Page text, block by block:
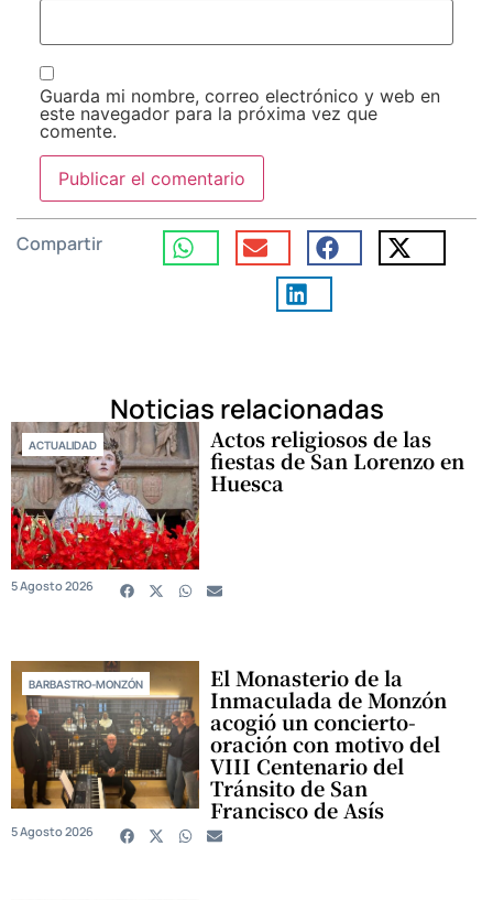
Guarda mi nombre, correo electrónico y web en
este navegador para la próxima vez que
comente.
Compartir
Noticias relacionadas
ACTUALIDAD Actos religiosos de las
fiestas de San Lorenzo en
Huesca
5 Agosto 2026
BARBASTRO-MONZÓN El Monasterio de la
Inmaculada de Monzón
acogió un concierto-
oración con motivo del
VIII Centenario del
Tránsito de San
Francisco de Asís
5 Agosto 2026